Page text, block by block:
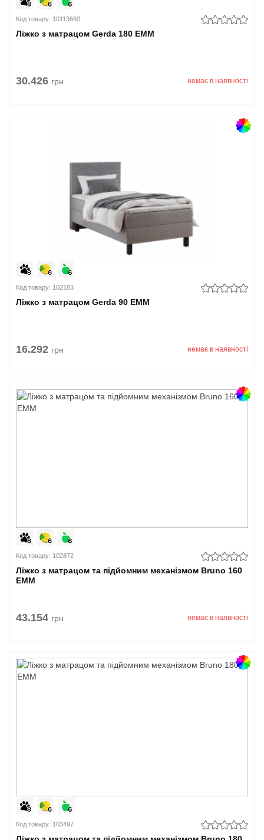
Код товару: 10113660
Ліжко з матрацом Gerda 180 EMM
30.426 грн немає в наявності
Код товару: 102183
Ліжко з матрацом Gerda 90 EMM
16.292 грн немає в наявності
Код товару: 102872
Ліжко з матрацом та підйомним механізмом Bruno 160
EMM
43.154 грн немає в наявності
Код товару: 103497